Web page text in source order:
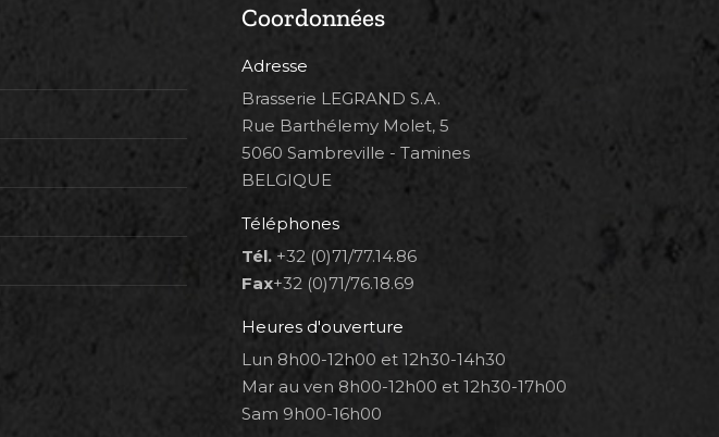
Coordonnées
Adresse
Brasserie LEGRAND S.A.
Rue Barthélemy Molet, 5
5060 Sambreville - Tamines
BELGIQUE
Téléphones
Tél. +32 (0)71/77.14.86
Fax+32 (0)71/76.18.69
Heures d'ouverture
Lun 8h00-12h00 et 12h30-14h30
Mar au ven 8h00-12h00 et 12h30-17h00
Sam 9h00-16h00